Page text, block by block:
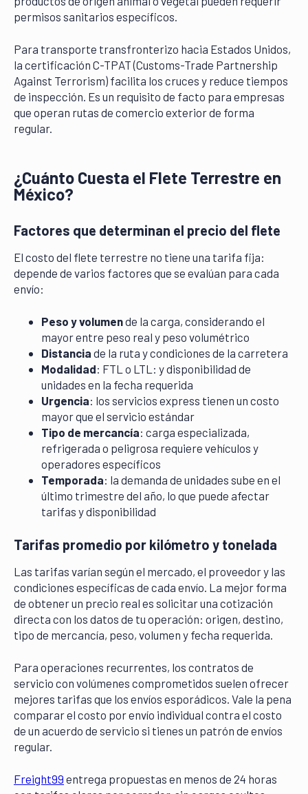
permisos sanitarios específicos.
Para transporte transfronterizo hacia Estados Unidos,
la certificación C-TPAT (Customs-Trade Partnership
Against Terrorism) facilita los cruces y reduce tiempos
de inspección. Es un requisito de facto para empresas
que operan rutas de comercio exterior de forma
regular.
¿Cuánto Cuesta el Flete Terrestre en
México?
Factores que determinan el precio del flete
El costo del flete terrestre no tiene una tarifa fija:
depende de varios factores que se evalúan para cada
envío:
Peso y volumende la carga, considerando el
mayor entre peso real y peso volumétrico
Distancia de la ruta y condiciones de la carretera
Modalidad: FTL o LTL: y disponibilidad de
unidades en la fecha requerida
Urgencia: los servicios express tienen un costo
mayor que el servicio estándar
Tipo de mercancía: carga especializada,
refrigerada o peligrosa requiere vehículos y
operadores específicos
Temporada: la demanda de unidades sube en el
último trimestre del año, lo que puede afectar
tarifas y disponibilidad
Tarifas promedio por kilómetro y tonelada
Las tarifas varían según el mercado, el proveedor y las
condiciones específicas de cada envío. La mejor forma
de obtener un precio real es solicitar una cotización
directa con los datos de tu operación: origen, destino,
tipo de mercancía, peso, volumen y fecha requerida.
Para operaciones recurrentes, los contratos de
servicio con volúmenes comprometidos suelen ofrecer
mejores tarifas que los envíos esporádicos. Vale la pena
comparar el costo por envío individual contra el costo
de un acuerdo de servicio si tienes un patrón de envíos
regular.
Freight99 entrega propuestas en menos de 24 horas